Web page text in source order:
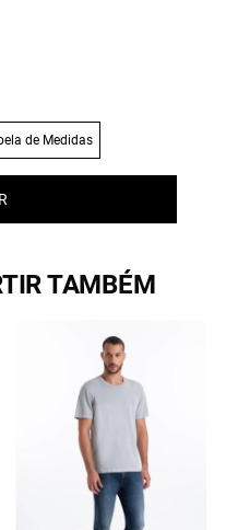
de Medidas
TAMBÉM